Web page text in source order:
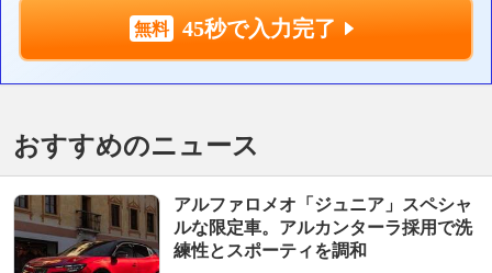
45秒で入力完了
おすすめのニュース
アルファロメオ「ジュニア」スペシャ
ルな限定車。アルカンターラ採用で洗
練性とスポーティを調和